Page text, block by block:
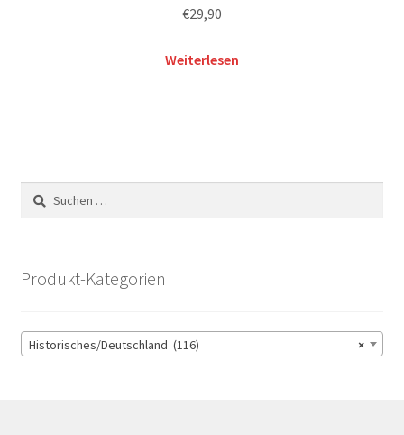
€29,90
Weiterlesen
Suchen
nach:
Produkt-Kategorien
×
Historisches/Deutschland (116)